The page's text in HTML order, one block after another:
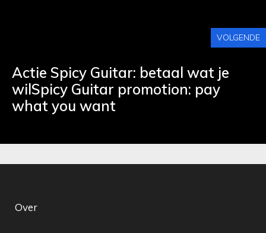
VOLGENDE
Actie Spicy Guitar: betaal wat je
wilSpicy Guitar promotion: pay
what you want
Over